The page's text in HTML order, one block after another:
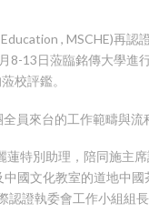
, MSCHE)再認
8-13日蒞臨銘傳大學進
校評鑑。
員來台的工作範疇與流
特別助理，陪同施主席
國文化教室的道地中
認證執委會工作小組組